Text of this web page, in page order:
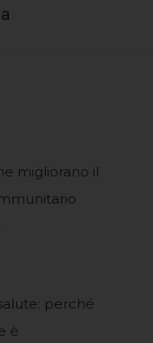
migliorano il
perché
è